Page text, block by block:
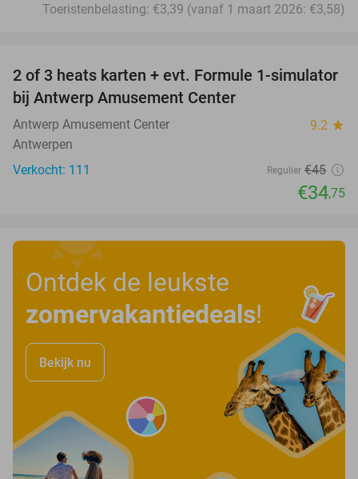
Toeristenbelasting: €3,39 (vanaf 1 maart 2026: €3,58)
23%
2 of 3 heats karten + evt. Formule 1-simulator
bij Antwerp Amusement Center
Antwerp Amusement Center 9.2 star
Antwerpen
Verkocht: 111
Regulier €45
€34,75
Ontdek de leukste
zomervakantiedeals!
Bekijk nu